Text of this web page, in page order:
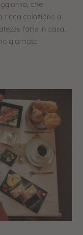
che
ricca colazione a
fatte in casa,
giornata